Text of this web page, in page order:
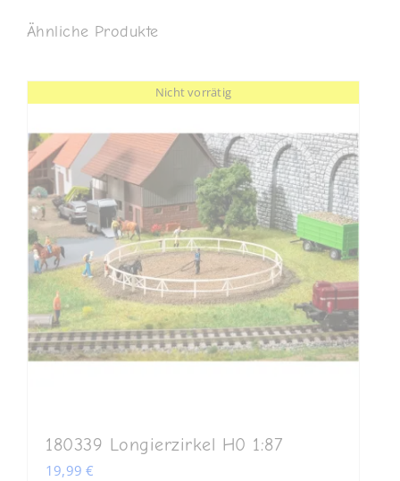
Ähnliche Produkte
Nicht vorrätig
180339 Longierzirkel H0 1:87
19,99€